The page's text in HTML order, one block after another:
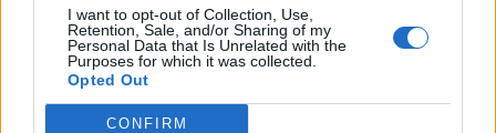
I want to opt-out of Collection, Use,
Retention, Sale, and/or Sharing of my
Personal Data that Is Unrelated with the
Purposes for which it was collected.
Opted Out
CONFIRM